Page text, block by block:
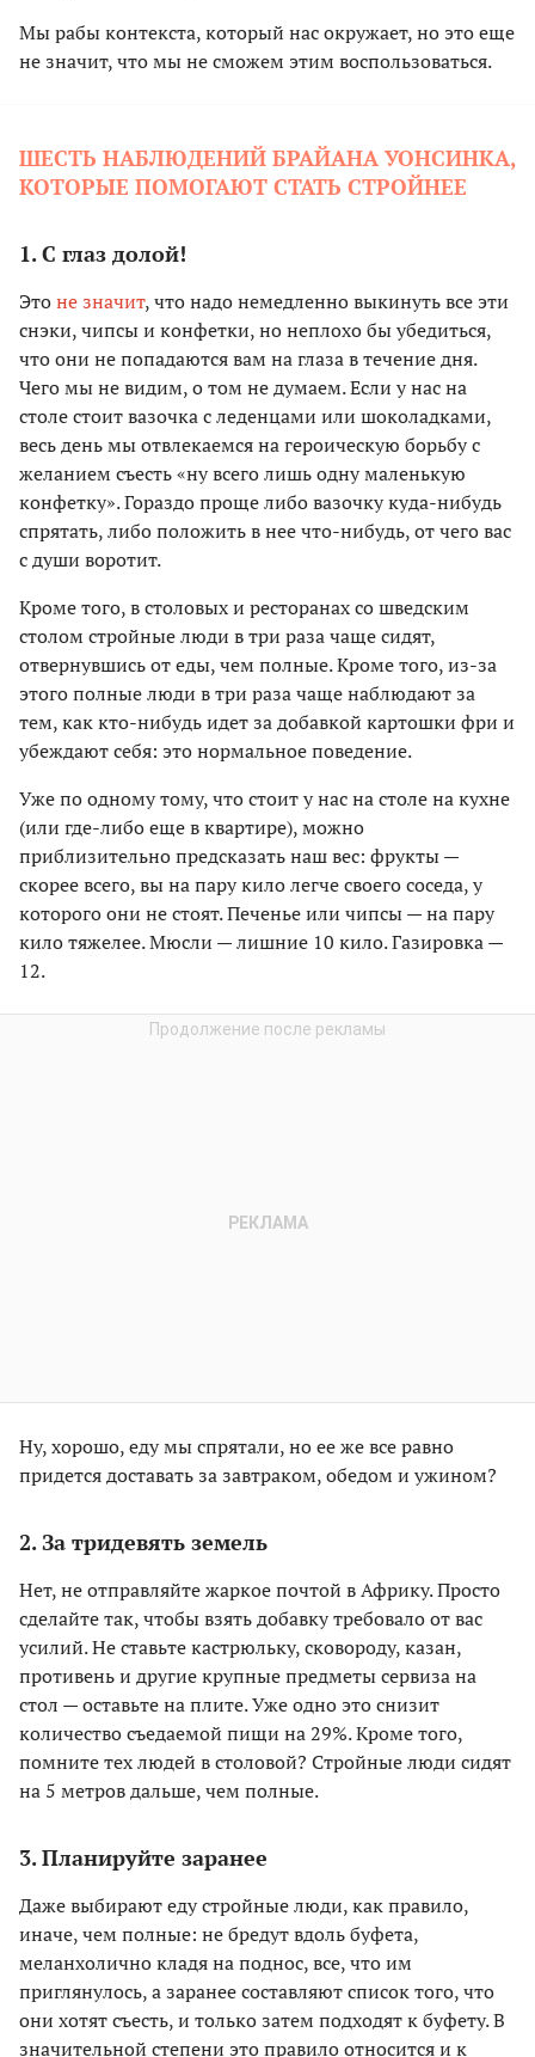
Мы рабы контекста, который нас окружает, но это еще
не значит, что мы не сможем этим воспользоваться.
ШЕСТЬ НАБЛЮДЕНИЙ БРАЙАНА УОНСИНКА,
КОТОРЫЕ ПОМОГАЮТ СТАТЬ СТРОЙНЕЕ
1. С глаз долой!
Этоне значит, что надо немедленно выкинуть все эти
снэки, чипсы и конфетки, но неплохо бы убедиться,
что они не попадаются вам на глаза в течение дня.
Чего мы не видим, о том не думаем. Если у нас на
столе стоит вазочка с леденцами или шоколадками,
весь день мы отвлекаемся на героическую борьбу с
желанием съесть «ну всего лишь одну маленькую
конфетку». Гораздо проще либо вазочку куда-нибудь
спрятать, либо положить в нее что-нибудь, от чего вас
с души воротит.
Кроме того, в столовых и ресторанах со шведским
столом стройные люди в три раза чаще сидят,
отвернувшись от еды, чем полные. Кроме того, из-за
этого полные люди в три раза чаще наблюдают за
тем, как кто-нибудь идет за добавкой картошки фри и
убеждают себя: это нормальное поведение.
Уже по одному тому, что стоит у нас на столе на кухне
(или где-либо еще в квартире), можно
приблизительно предсказать наш вес: фрукты —
скорее всего, вы на пару кило легче своего соседа, у
которого они не стоят. Печенье или чипсы — на пару
кило тяжелее. Мюсли — лишние 10 кило. Газировка —
12.
Ну, хорошо, еду мы спрятали, но ее же все равно
придется доставать за завтраком, обедом и ужином?
2. За тридевять земель
Нет, не отправляйте жаркое почтой в Африку. Просто
сделайте так, чтобы взять добавку требовало от вас
усилий. Не ставьте кастрюльку, сковороду, казан,
противень и другие крупные предметы сервиза на
стол — оставьте на плите. Уже одно это снизит
количество съедаемой пищи на 29%. Кроме того,
помните тех людей в столовой? Стройные люди сидят
на 5 метров дальше, чем полные.
3. Планируйте заранее
Даже выбирают еду стройные люди, как правило,
иначе, чем полные: не бредут вдоль буфета,
меланхолично кладя на поднос, все, что им
приглянулось, а заранее составляют список того, что
они хотят съесть, и только затем подходят к буфету. В
значительной степени это правило относится и к